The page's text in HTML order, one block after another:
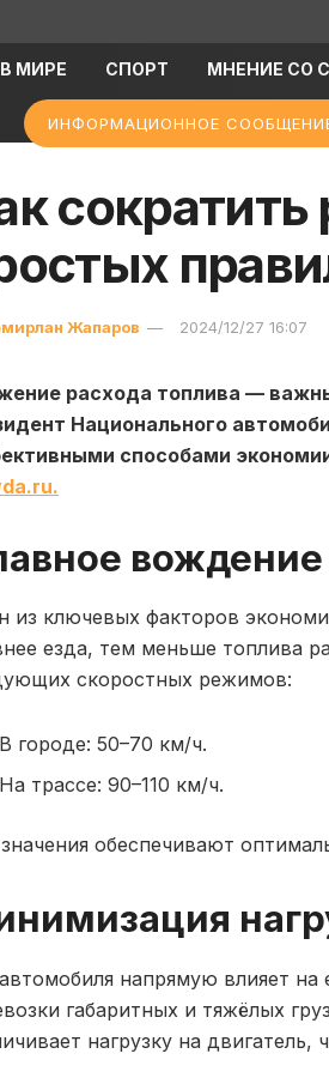
В МИРЕ СПОРТ МНЕНИЕ СО
ИНФОРМАЦИОННОЕ
сократить
Жапаров 2024/12/27 16:07
расхода топлива —
Национального
способами
вождение
из ключевых факторов
езда, тем меньше топлива
скоростных режимов:
В городе: 50–70 км/ч.
На трассе: 90–110 км/ч.
обеспечивают
напрямую влияет на
габаритных и тяжёлых
нагрузку на